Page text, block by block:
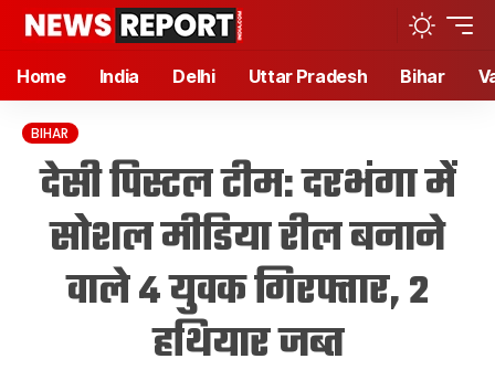
Home India Delhi Uttar Pradesh Bihar
BIHAR
देसी पिस्टल टीम: दरभंगा में
सोशल मीडिया रील बनाने
वाले 4 युवक गिरफ्तार, 2
हथियार जब्त